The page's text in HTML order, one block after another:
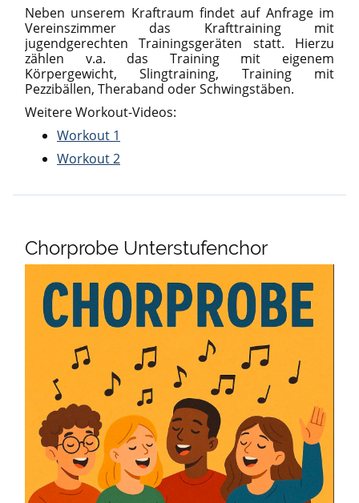
Neben unserem Kraftraum findet auf Anfrage im
Vereinszimmer das Krafttraining mit
jugendgerechten Trainingsgeräten statt. Hierzu
zählen v.a. das Training mit eigenem
Körpergewicht, Slingtraining, Training mit
Pezzibällen, Theraband oder Schwingstäben.
Weitere Workout-Videos:
Workout 1
Workout 2
Chorprobe Unterstufenchor